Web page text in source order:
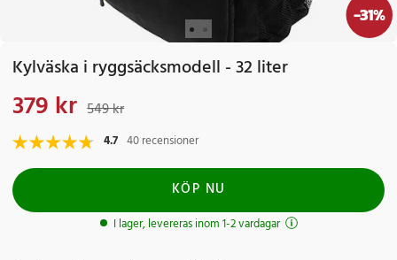
-31%
Kylväska i ryggsäcksmodell - 32 liter
Nuvarande pris
379 kr 549 kr
4.7 40 recensioner
KÖP NU
I lager, levereras inom 1-2 vardagar